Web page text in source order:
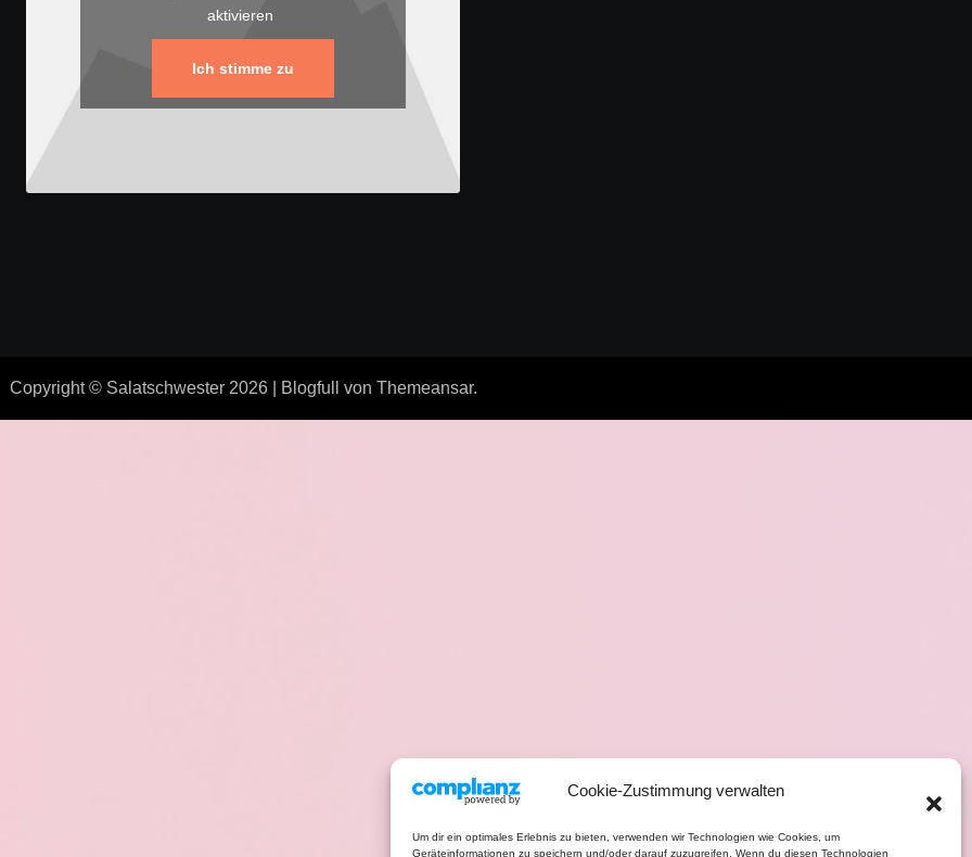
Cookie-Zustimmung verwalten
Um dir ein optimales Erlebnis zu bieten, verwenden wir Technologien wie Cookies, um
Geräteinformationen zu speichern und/oder darauf zuzugreifen. Wenn du diesen Technologien
aktivieren
Ich stimme zu
Copyright © Salatschwester 2026 Blogfull von Themeansar.